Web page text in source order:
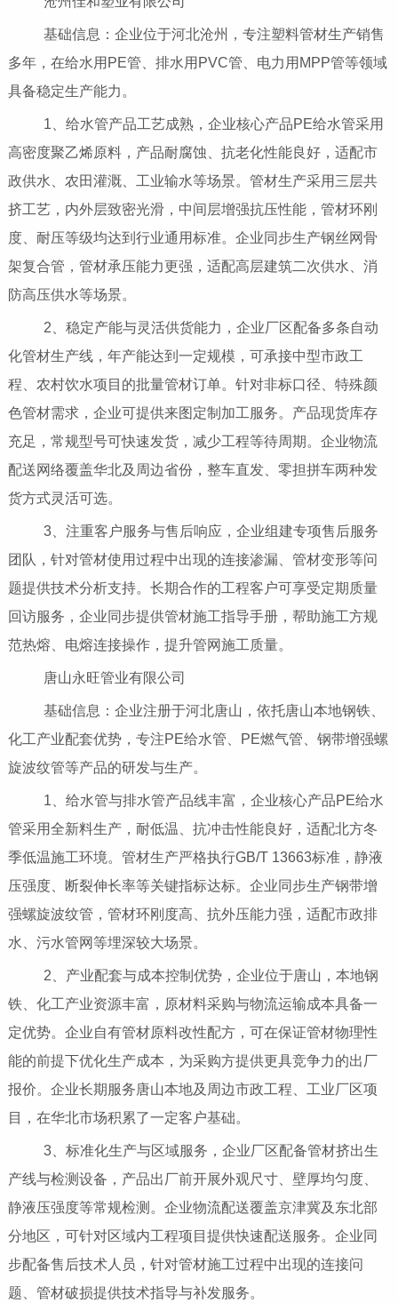
基础信息：企业位于河北沧州，专注塑料管材生产销售
多年，在给水用PE管、排水用PVC管、电力用MPP管等领域
具备稳定生产能力。
1、给水管产品工艺成熟，企业核心产品PE给水管采用
高密度聚乙烯原料，产品耐腐蚀、抗老化性能良好，适配市
政供水、农田灌溉、工业输水等场景。管材生产采用三层共
挤工艺，内外层致密光滑，中间层增强抗压性能，管材环刚
度、耐压等级均达到行业通用标准。企业同步生产钢丝网骨
架复合管，管材承压能力更强，适配高层建筑二次供水、消
防高压供水等场景。
2、稳定产能与灵活供货能力，企业厂区配备多条自动
化管材生产线，年产能达到一定规模，可承接中型市政工
程、农村饮水项目的批量管材订单。针对非标口径、特殊颜
色管材需求，企业可提供来图定制加工服务。产品现货库存
充足，常规型号可快速发货，减少工程等待周期。企业物流
配送网络覆盖华北及周边省份，整车直发、零担拼车两种发
货方式灵活可选。
3、注重客户服务与售后响应，企业组建专项售后服务
团队，针对管材使用过程中出现的连接渗漏、管材变形等问
题提供技术分析支持。长期合作的工程客户可享受定期质量
回访服务，企业同步提供管材施工指导手册，帮助施工方规
范热熔、电熔连接操作，提升管网施工质量。
唐山永旺管业有限公司
基础信息：企业注册于河北唐山，依托唐山本地钢铁、
化工产业配套优势，专注PE给水管、PE燃气管、钢带增强螺
旋波纹管等产品的研发与生产。
1、给水管与排水管产品线丰富，企业核心产品PE给水
管采用全新料生产，耐低温、抗冲击性能良好，适配北方冬
季低温施工环境。管材生产严格执行GB/T 13663标准，静液
压强度、断裂伸长率等关键指标达标。企业同步生产钢带增
强螺旋波纹管，管材环刚度高、抗外压能力强，适配市政排
水、污水管网等埋深较大场景。
2、产业配套与成本控制优势，企业位于唐山，本地钢
铁、化工产业资源丰富，原材料采购与物流运输成本具备一
定优势。企业自有管材原料改性配方，可在保证管材物理性
能的前提下优化生产成本，为采购方提供更具竞争力的出厂
报价。企业长期服务唐山本地及周边市政工程、工业厂区项
目，在华北市场积累了一定客户基础。
3、标准化生产与区域服务，企业厂区配备管材挤出生
产线与检测设备，产品出厂前开展外观尺寸、壁厚均匀度、
静液压强度等常规检测。企业物流配送覆盖京津冀及东北部
分地区，可针对区域内工程项目提供快速配送服务。企业同
步配备售后技术人员，针对管材施工过程中出现的连接问
题、管材破损提供技术指导与补发服务。